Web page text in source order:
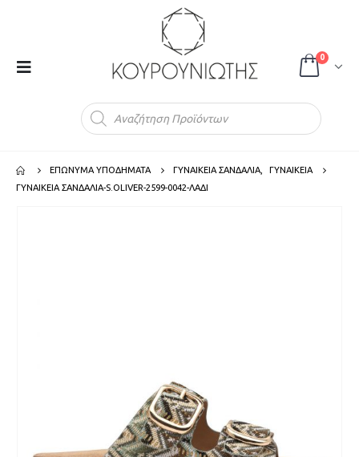
0
ΕΠΩΝΥΜΑ ΥΠΟΔΗΜΑΤΑ ΓΥΝΑΙΚΕΙΑ ΣΑΝΔΑΛΙΑ
ΓΥΝΑΙΚΕΙΑ
ΓΥΝΑΙΚΕΙΑ ΣΑΝΔΑΛΙΑ-S.OLIVER-2599-0042-ΛΑΔΙ